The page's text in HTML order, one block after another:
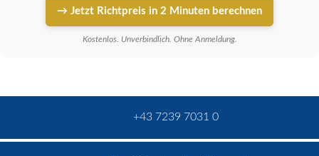
→ Jetzt Richtpreis in 2 Minuten berechnen
Kostenlos. Unverbindlich. Ohne Anmeldung.
+43 7239 7031 0